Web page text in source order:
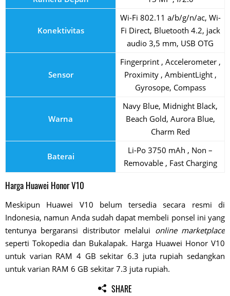
Konektivitas
Wi-Fi 802.11 a/b/g/n/ac, Wi-
Fi Direct, Bluetooth 4.2, jack
audio 3,5 mm, USB OTG
Sensor
Fingerprint , Accelerometer ,
Proximity , AmbientLight ,
Gyrosope, Compass
Warna
Navy Blue, Midnight Black,
Beach Gold, Aurora Blue,
Charm Red
Baterai
Li-Po 3750 mAh , Non –
Removable , Fast Charging
Harga Huawei Honor V10
Meskipun Huawei V10 belum tersedia secara resmi di
Indonesia, namun Anda sudah dapat membeli ponsel ini yang
tentunya bergaransi distributor melalui online marketplace
seperti Tokopedia dan Bukalapak. Harga Huawei Honor V10
untuk varian RAM 4 GB sekitar 6.3 juta rupiah sedangkan
untuk varian RAM 6 GB sekitar 7.3 juta rupiah.
SHARE